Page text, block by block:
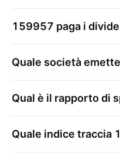
159957 paga i
Quale società emette
Qual è il rapporto di
Quale indice traccia